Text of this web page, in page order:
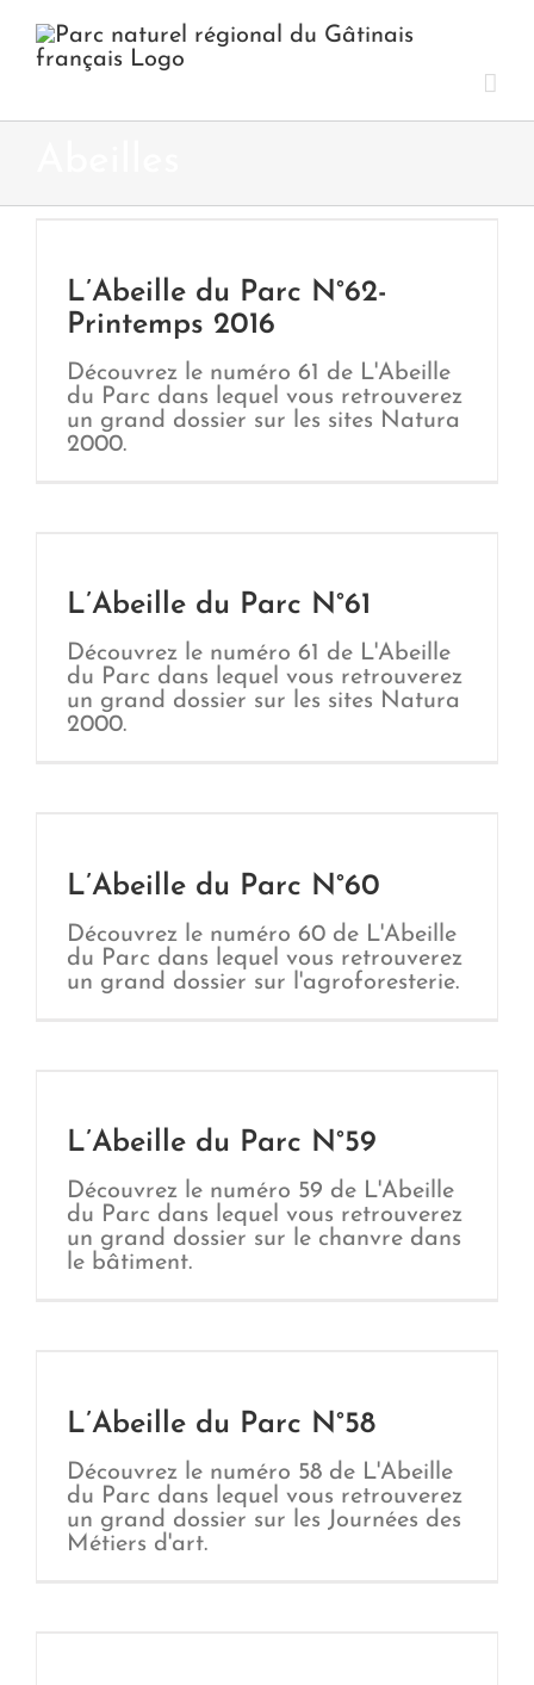
contenu
L’Abeille du Parc N°62-
Printemps 2016
Découvrez le numéro 61 de L'Abeille
du Parc dans lequel vous retrouverez
un grand dossier sur les sites Natura
2000.
L’Abeille du Parc N°61
Découvrez le numéro 61 de L'Abeille
du Parc dans lequel vous retrouverez
un grand dossier sur les sites Natura
2000.
L’Abeille du Parc N°60
Découvrez le numéro 60 de L'Abeille
du Parc dans lequel vous retrouverez
un grand dossier sur l'agroforesterie.
L’Abeille du Parc N°59
Découvrez le numéro 59 de L'Abeille
du Parc dans lequel vous retrouverez
un grand dossier sur le chanvre dans
le bâtiment.
L’Abeille du Parc N°58
Découvrez le numéro 58 de L'Abeille
du Parc dans lequel vous retrouverez
un grand dossier sur les Journées des
Métiers d'art.